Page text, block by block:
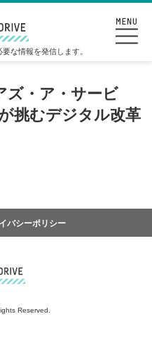
な情報を発信します。
ズ・ア・サービ
挑むデジタル改革
バシーポリシー
Reserved.